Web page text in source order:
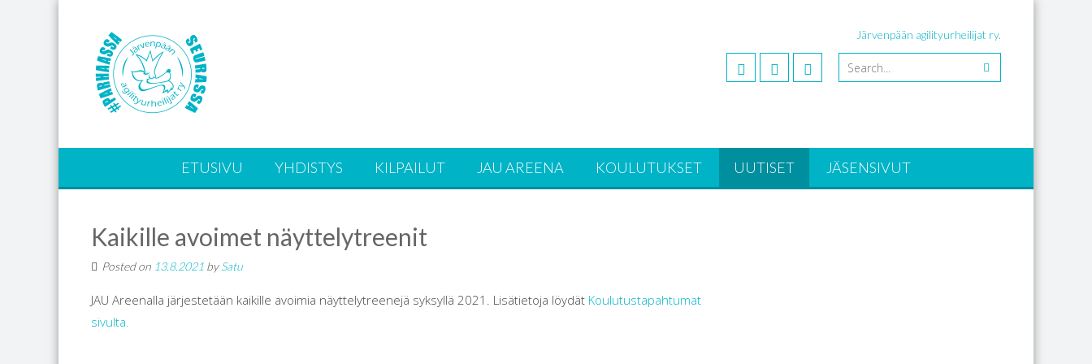
Järvenpään agilityurheilijat ry.
ETUSIVU YHDISTYS KILPAILUT JAU AREENA KOULUTUKSET UUTISET JÄSENSIVUT
Kaikille avoimet näyttelytreenit
Posted on 13.8.2021 bySatu
JAU Areenalla järjestetään kaikille avoimia näyttelytreenejä syksyllä 2021. Lisätietoja löydät Koulutustapahtumat
sivulta.